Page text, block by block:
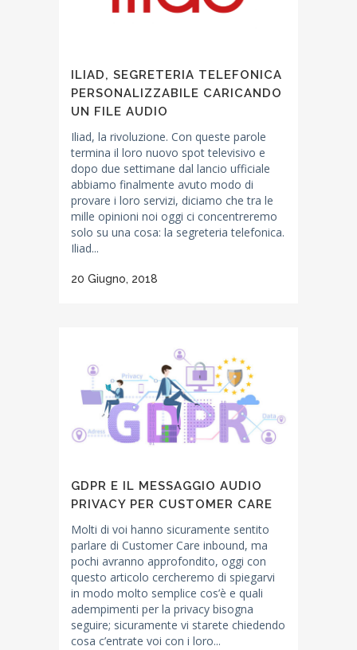
ILIAD, SEGRETERIA TELEFONICA
PERSONALIZZABILE CARICANDO
UN FILE AUDIO
Iliad, la rivoluzione. Con queste parole
termina il loro nuovo spot televisivo e
dopo due settimane dal lancio ufficiale
abbiamo finalmente avuto modo di
provare i loro servizi, diciamo che tra le
mille opinioni noi oggi ci concentreremo
solo su una cosa: la segreteria telefonica.
Iliad...
20 Giugno, 2018
GDPR E IL MESSAGGIO AUDIO
PRIVACY PER CUSTOMER CARE
Molti di voi hanno sicuramente sentito
parlare di Customer Care inbound, ma
pochi avranno approfondito, oggi con
questo articolo cercheremo di spiegarvi
in modo molto semplice cos’è e quali
adempimenti per la privacy bisogna
seguire; sicuramente vi starete chiedendo
cosa c’entrate voi con i loro...